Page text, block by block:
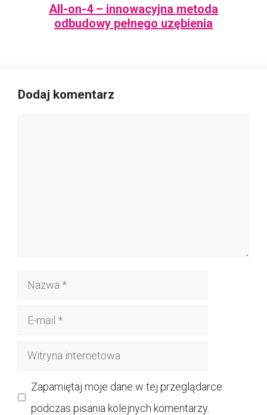
All-on-4 – innowacyjna metoda
odbudowy pełnego uzębienia
Dodaj komentarz
Nazwa
Witryna
Zapamiętaj moje dane w tej przeglądarce
podczas pisania kolejnych komentarzy.